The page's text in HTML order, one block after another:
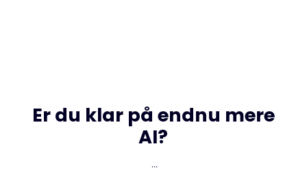
Er du klar på endnu mere
AI?
…